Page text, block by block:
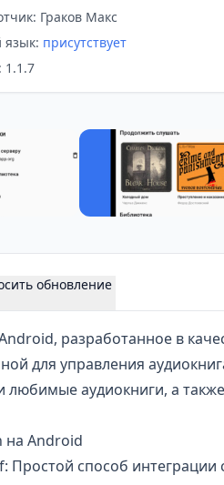
Граков Макс
язык: присутствует
1.1.7
обновление
разработанное в
для управления
любимые аудиокниги, а
на Android
способ интеграции